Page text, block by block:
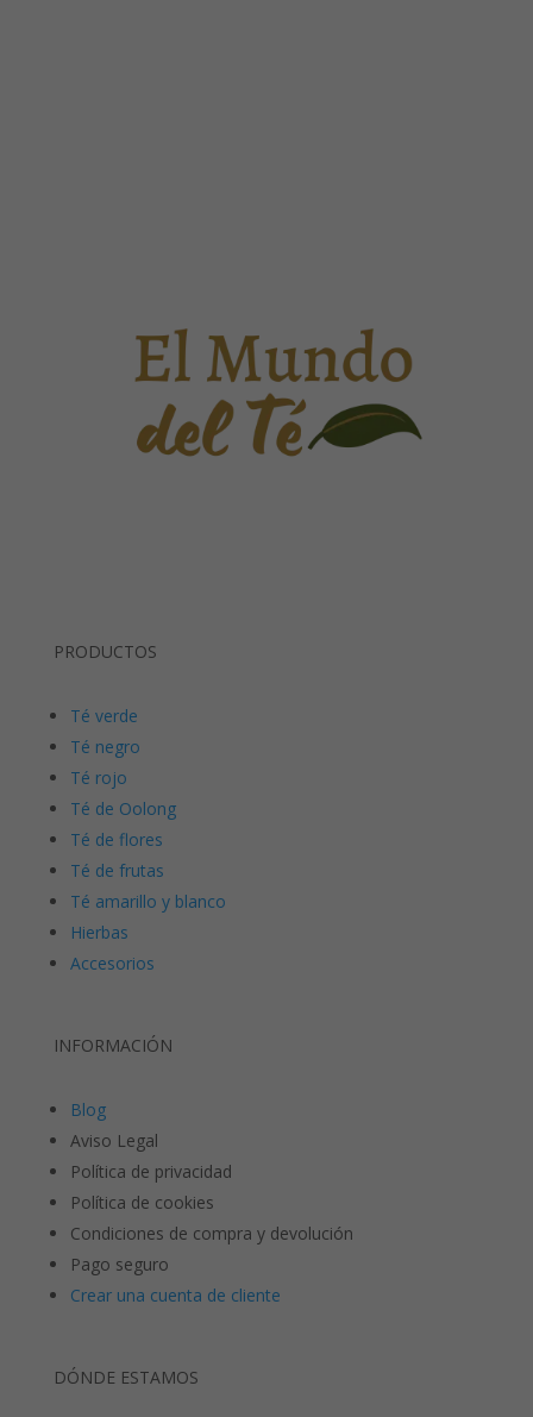
PRODUCTOS
Té verde
Té negro
Té rojo
Té de Oolong
Té de flores
Té de frutas
Té amarillo y blanco
Hierbas
Accesorios
INFORMACIÓN
Blog
Aviso Legal
Política de privacidad
Política de cookies
Condiciones de compra y devolución
Pago seguro
Crear una cuenta de cliente
DÓNDE ESTAMOS